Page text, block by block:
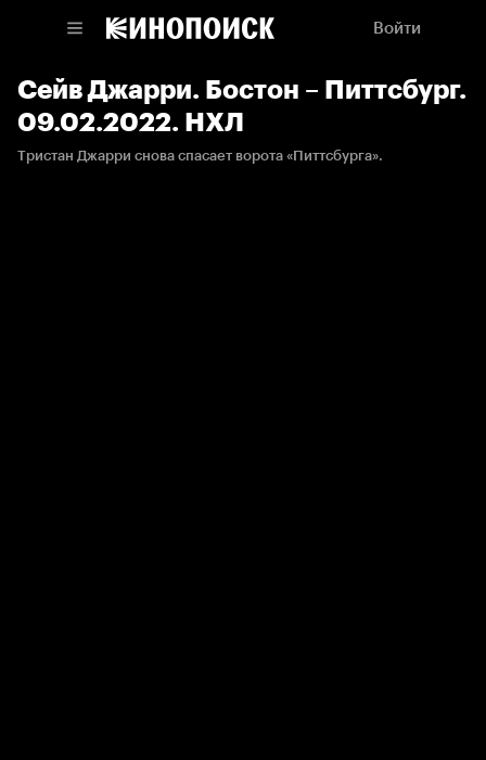
Войти
Сейв Джарри. Бостон – Питтсбург.
09.02.2022. НХЛ
Тристан Джарри снова спасает ворота «Питтсбурга».